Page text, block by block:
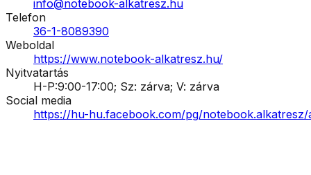
info@notebook-alkatresz.hu
Telefon
36-1-8089390
Weboldal
https://www.notebook-alkatresz.hu/
Nyitvatartás
H-P:9:00-17:00; Sz: zárva; V: zárva
Social media
https://hu-hu.facebook.com/pg/